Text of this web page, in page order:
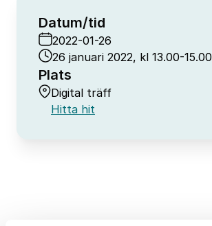
Datum/tid
2022-01-26
26 januari 2022, kl 13.00-15.00
Plats
Digital träff
Hitta hit